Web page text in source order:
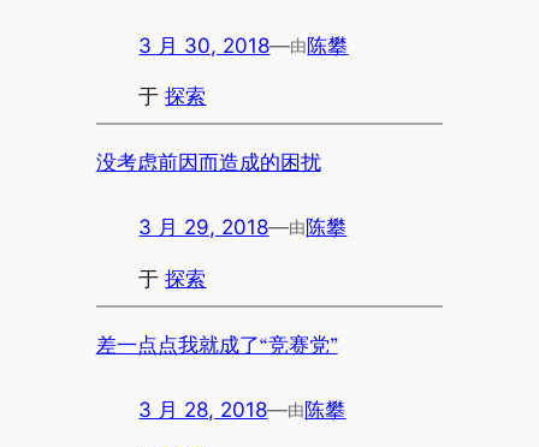
3 月 30, 2018—由陈攀
于探索
没考虑前因而造成的困扰
3 月 29, 2018—由陈攀
于探索
差一点点我就成了“竞赛党”
3 月 28, 2018—由陈攀